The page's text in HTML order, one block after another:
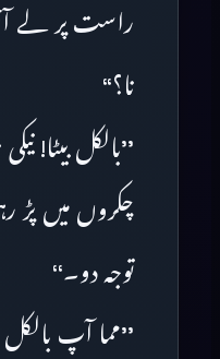
راست پر لے
نا؟‘‘
’’بالکل بیٹا!
چکروں میں پڑ
توجہ دو۔‘‘
’’مما آپ